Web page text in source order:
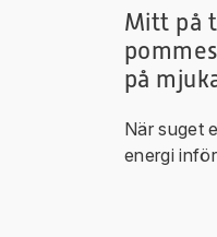
Mitt på
på
När suget
energi